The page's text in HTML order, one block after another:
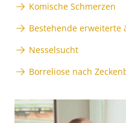
Komische Schmerzen
Bestehende erweiterte
Nesselsucht
Borreliose nach